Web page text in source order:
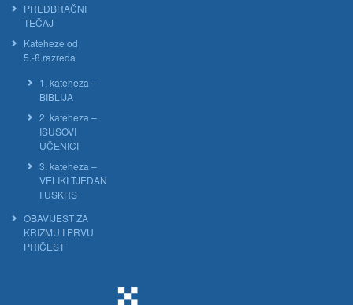
PREDBRAČNI
TEČAJ
Kateheze od
5.-8.razreda
1. kateheza –
BIBLIJA
2. kateheza –
ISUSOVI
UČENICI
3. kateheza –
VELIKI TJEDAN
I USKRS
OBAVIJEST ZA
KRIZMU I PRVU
PRIČEST